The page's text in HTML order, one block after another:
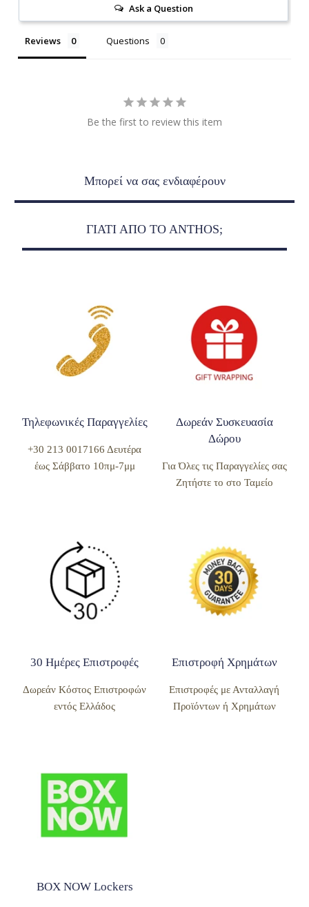
Ask a Question
Reviews Questions
Be the first to review this item
Μπορεί να σας ενδιαφέρουν
ΓΙΑΤΙ ΑΠΟ ΤO ANTHOS;
Τηλεφωνικές Παραγγελίες
+30 213 0017166 Δευτέρα
έως Σάββατο 10πμ-7μμ
Δωρεάν Συσκευασία
Δώρου
Για Όλες τις Παραγγελίες σας
Ζητήστε το στο Ταμείο
30 Ημέρες Επιστροφές
Δωρεάν Κόστος Επιστροφών
εντός Ελλάδος
Επιστροφή Χρημάτων
Επιστροφές με Ανταλλαγή
Προϊόντων ή Χρημάτων
BOX NOW Lockers